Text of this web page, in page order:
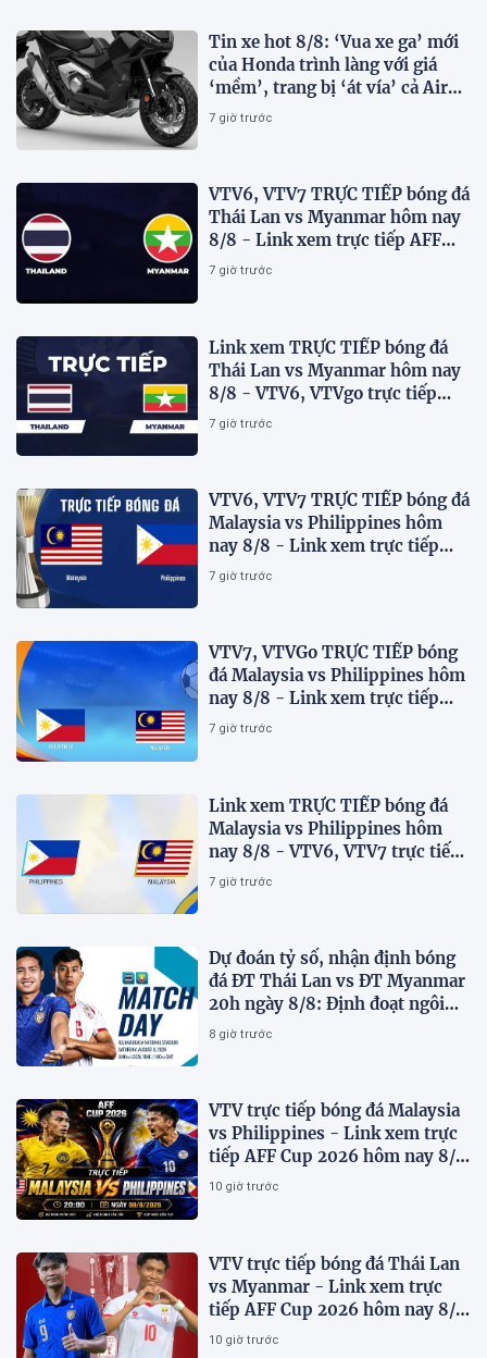
Tin xe hot 8/8: ‘Vua xe ga’ mới
của Honda trình làng với giá
‘mềm’, trang bị ‘át vía’ cả Air
Blade và SH
7 giờ trước
VTV6, VTV7 TRỰC TIẾP bóng đá
Thái Lan vs Myanmar hôm nay
8/8 - Link xem trực tiếp AFF
Cup 2026 mới nhất
7 giờ trước
Link xem TRỰC TIẾP bóng đá
Thái Lan vs Myanmar hôm nay
8/8 - VTV6, VTVgo trực tiếp
AFF Cup 2026
7 giờ trước
VTV6, VTV7 TRỰC TIẾP bóng đá
Malaysia vs Philippines hôm
nay 8/8 - Link xem trực tiếp
AFF Cup 2026 mới nhất
7 giờ trước
VTV7, VTVGo TRỰC TIẾP bóng
đá Malaysia vs Philippines hôm
nay 8/8 - Link xem trực tiếp
AFF Cup 2026 mới nhất
7 giờ trước
Link xem TRỰC TIẾP bóng đá
Malaysia vs Philippines hôm
nay 8/8 - VTV6, VTV7 trực tiếp
AFF Cup 2026
7 giờ trước
Dự đoán tỷ số, nhận định bóng
đá ĐT Thái Lan vs ĐT Myanmar
20h ngày 8/8: Định đoạt ngôi
đầu bảng
8 giờ trước
VTV trực tiếp bóng đá Malaysia
vs Philippines - Link xem trực
tiếp AFF Cup 2026 hôm nay 8/8
trên VTV7
10 giờ trước
VTV trực tiếp bóng đá Thái Lan
vs Myanmar - Link xem trực
tiếp AFF Cup 2026 hôm nay 8/8
trên VTV6
10 giờ trước